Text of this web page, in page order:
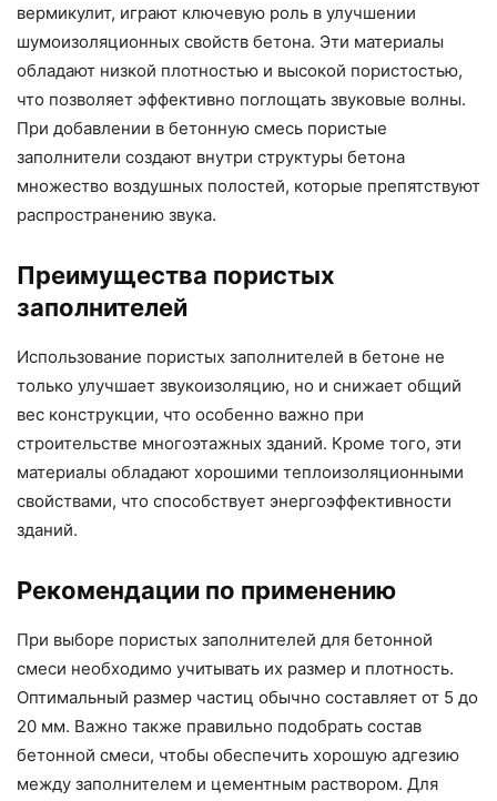
вермикулит, играют ключевую роль в улучшении
шумоизоляционных свойств бетона. Эти материалы
обладают низкой плотностью и высокой пористостью,
что позволяет эффективно поглощать звуковые волны.
При добавлении в бетонную смесь пористые
заполнители создают внутри структуры бетона
множество воздушных полостей, которые препятствуют
распространению звука.
Преимущества пористых
заполнителей
Использование пористых заполнителей в бетоне не
только улучшает звукоизоляцию, но и снижает общий
вес конструкции, что особенно важно при
строительстве многоэтажных зданий. Кроме того, эти
материалы обладают хорошими теплоизоляционными
свойствами, что способствует энергоэффективности
зданий.
Рекомендации по применению
При выборе пористых заполнителей для бетонной
смеси необходимо учитывать их размер и плотность.
Оптимальный размер частиц обычно составляет от 5 до
20 мм. Важно также правильно подобрать состав
бетонной смеси, чтобы обеспечить хорошую адгезию
между заполнителем и цементным раствором. Для